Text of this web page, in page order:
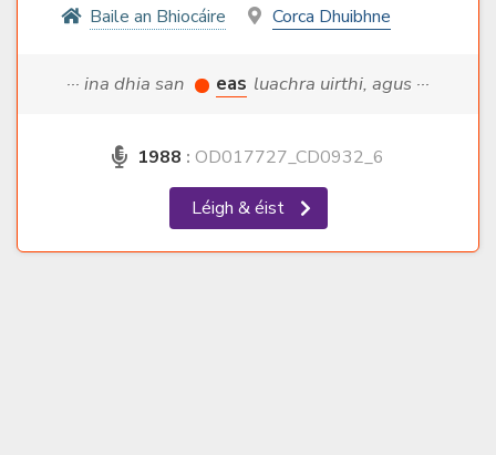
Baile an Bhiocáire
Corca Dhuibhne
··· ina dhia san eas luachra uirthi, agus ···
1988 : OD017727_CD0932_6
Léigh & éist